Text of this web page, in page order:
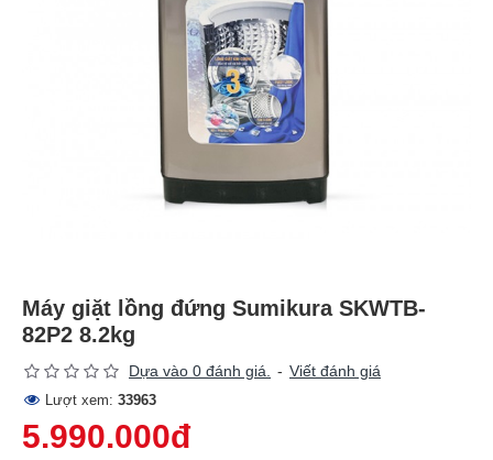
Máy giặt lồng đứng Sumikura SKWTB-
82P2 8.2kg
Dựa vào 0 đánh giá. - Viết đánh giá
Lượt xem: 33963
5.990.000đ